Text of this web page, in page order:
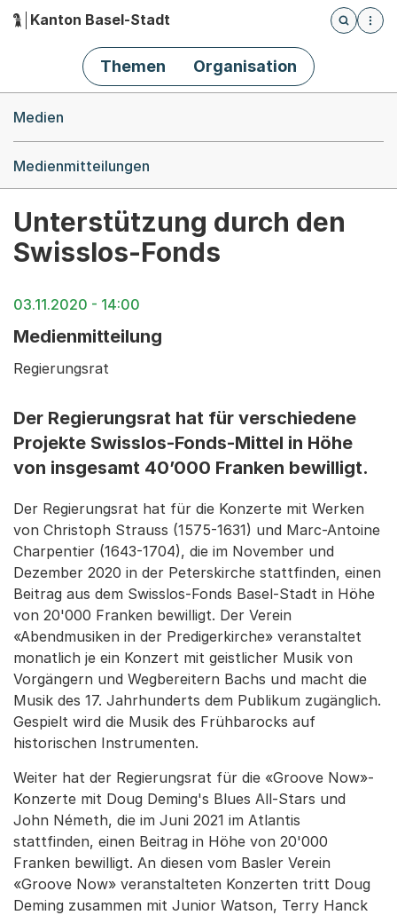
Hauptnavigation
Kanton Basel-Stadt
Öffnet
Themen Organisation
Medien
Medienmitteilungen
Unterstützung durch den
Swisslos-Fonds
03.11.2020 - 14:00
Medienmitteilung
Regierungsrat
Der Regierungsrat hat für verschiedene
Projekte Swisslos-Fonds-Mittel in Höhe
von insgesamt 40’000 Franken bewilligt.
Der Regierungsrat hat für die Konzerte mit Werken
von Christoph Strauss (1575-1631) und Marc-Antoine
Charpentier (1643-1704), die im November und
Dezember 2020 in der Peterskirche stattfinden, einen
Beitrag aus dem Swisslos-Fonds Basel-Stadt in Höhe
von 20'000 Franken bewilligt. Der Verein
«Abendmusiken in der Predigerkirche» veranstaltet
monatlich je ein Konzert mit geistlicher Musik von
Vorgängern und Wegbereitern Bachs und macht die
Musik des 17. Jahrhunderts dem Publikum zugänglich.
Gespielt wird die Musik des Frühbarocks auf
historischen Instrumenten.
Weiter hat der Regierungsrat für die «Groove Now»-
Konzerte mit Doug Deming's Blues All-Stars und
John Németh, die im Juni 2021 im Atlantis
stattfinden, einen Beitrag in Höhe von 20'000
Franken bewilligt. An diesen vom Basler Verein
«Groove Now» veranstalteten Konzerten tritt Doug
Deming zusammen mit Junior Watson, Terry Hanck